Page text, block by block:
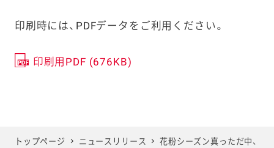
印刷時には、PDFデータをご利用ください。
印刷用PDF (676KB)
トップページ ニュースリリース
花粉シーズン真っただ中、